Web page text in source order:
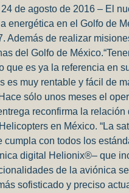
de agosto de 2016 – El
en el Golfo de
de realizar
del Golfo de
es ya la referencia en
muy rentable y fácil de
sólo unos meses el
reconfirma la
en México. “La
con todos los
digital Helionix®– que
de la aviónica
sofisticado y preciso